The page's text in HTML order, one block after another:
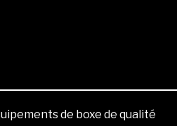
de boxe de qualité